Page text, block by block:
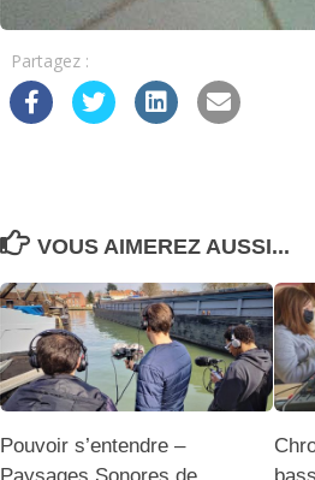
Partagez :
VOUS AIMEREZ AUSSI...
Pouvoir s’entendre –